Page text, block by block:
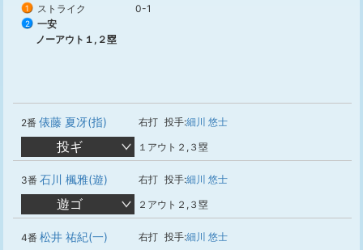
1 ストライク 0-1
2
一安
ノーアウト１,２塁
2番 俵藤 夏冴(指) 右打 投手:細川 悠士
投ギ １アウト２,３塁
3番 石川 楓雅(遊) 右打 投手:細川 悠士
遊ゴ ２アウト２,３塁
4番 松井 祐紀(一) 右打 投手:細川 悠士